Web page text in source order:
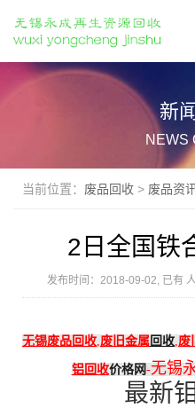
新
NEWS
当前位置： 废品回收 > 废品资讯
2日全国铁
发布时间：2018-09-02, 已有
无锡废品回收,废旧金属回收,废
铝回收价格网-无锡
最新